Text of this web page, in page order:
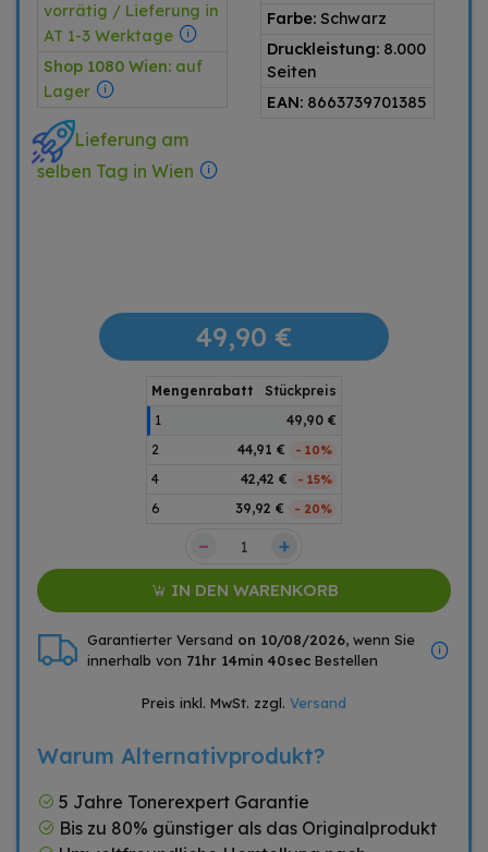
vorrätig / Lieferung in
AT 1-3 Werktage
Shop 1080 Wien: auf
Lager
Lieferung am
selben Tag in Wien
Farbe: Schwarz
Druckleistung: 8.000
Seiten
EAN: 8663739701385
49,90 €
Mengenrabatt
Stückpreis
1
49,90 €
2
44,91 € - 10%
4 42,42 € - 15%
6 39,92 € - 20%
– +
IN DEN WARENKORB
Garantierter Versand on 10/08/2026, wenn Sie
innerhalb von 71hr 14min 40sec Bestellen
Preis inkl. MwSt. zzgl. Versand
Warum Alternativprodukt?
5 Jahre Tonerexpert Garantie
Bis zu 80% günstiger als das Originalprodukt